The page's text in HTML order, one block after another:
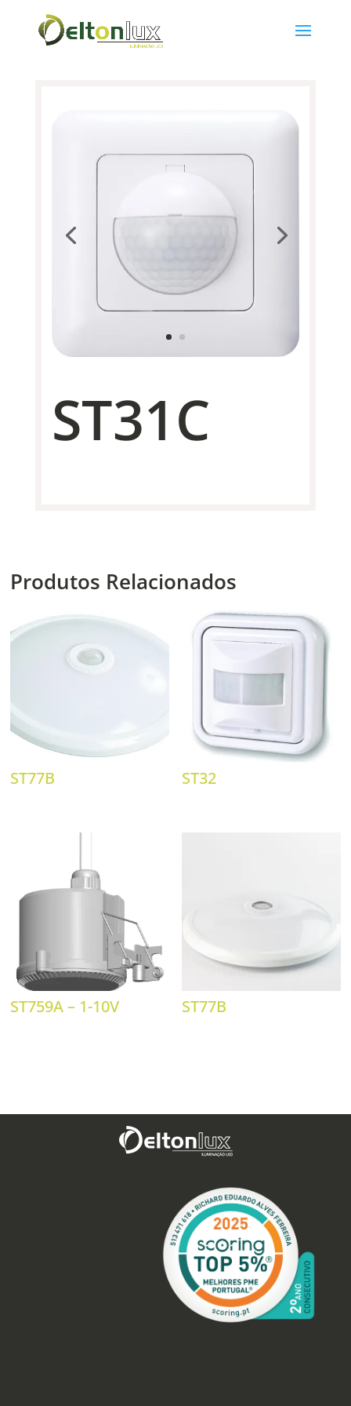
ST31C
Produtos Relacionados
ST77B ST32
ST759A – 1-10V ST77B